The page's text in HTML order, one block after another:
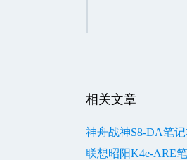
相关文章
神舟战神S8-DA笔记
联想昭阳K4e-ARE